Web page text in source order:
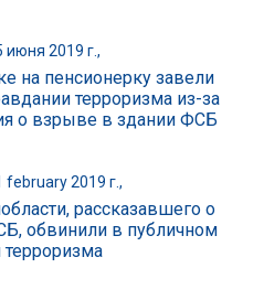
июня 2019 г.,
на пенсионерку завели
терроризма из-за
о взрыве в здании ФСБ
february 2019 г.,
рассказавшего о
обвинили в публичном